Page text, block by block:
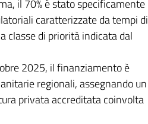
il 70% è stato specificamente
caratterizzate da tempi di
classe di priorità indicata dal
2025, il finanziamento è
regionali, assegnando un
privata accreditata coinvolta